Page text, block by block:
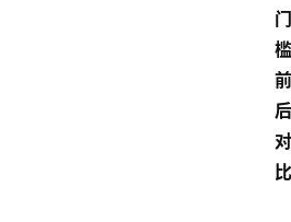
门
槛
前
后
对
比